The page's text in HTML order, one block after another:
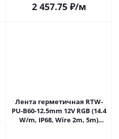
2 457.75₽/м
Лента герметичная RTW-
PU-B60-12.5mm 12V RGB (14.4
W/m, IP68, Wire 2m, 5m)